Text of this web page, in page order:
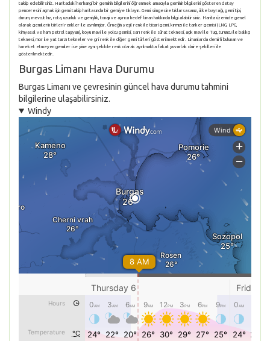
takip edebilirsiniz. Haritadaki herhangi bir geminin bilgilerini öğrenmek amacıyla geminin bilgilerini gösteren detay
penceresini açmak için gemi takip haritasında bir gemiye tıklayın. Gemi simgesine tıklarsasanız, ülke bayrağı, gemi tipi,
durum, mevcut hız, rota, uzunluk ve genişlik, tonajı ve ayrıca hedef liman hakkında bilgi alabilirsiniz. Harita üzerinde genel
olarak gemilerin türleri renkler ile ayrılmıştır. Örneğin yeşil renk ile ticari gemi, kırmızı ile tanker gemisi (LNG, LPG,
kimyasal ve ham petrol taşıyan), koyu mavi ile yolcu gemisi, sarı renk ile sürat teknesi, açık mavi ile Tug, turuncu ile balıkçı
teknesi, mor ile yat tarzı tekneler ve gri renk ile diğer gemi türleri gösterilmektedir. Limanlarda demirli bulunan ve
hareket etmeyen gemiler ise yine aynı şekilde renk olarak ayrılmakta fakat yuvarlak daire şekilleri ile
gösterilmektedir.
Burgas Limanı Hava Durumu
Burgas Limanı ve çevresinin güncel hava durumu tahmini
bilgilerine ulaşabilirsiniz.
Windy